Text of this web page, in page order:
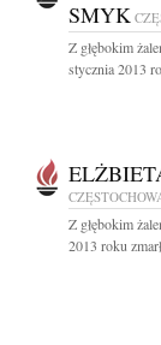
SMYK
Z głębokim
stycznia 2013
Z głębokim
2013 roku